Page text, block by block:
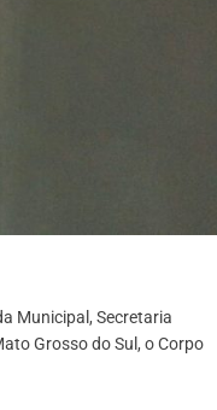
Municipal, Secretaria
Grosso do Sul, o Corpo